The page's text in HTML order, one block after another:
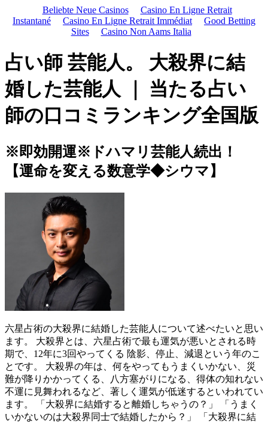
Beliebte Neue Casinos
Casino En Ligne Retrait
Instantané
Casino En Ligne Retrait Immédiat
Good Betting
Sites
Casino Non Aams Italia
占い師 芸能人。 大殺界に結
婚した芸能人 ｜ 当たる占い
師の口コミランキング全国版
※即効開運※ドハマリ芸能人続出！
【運命を変える数意学◆シウマ】
六星占術の大殺界に結婚した芸能人について述べたいと思い
ます。 大殺界とは、六星占術で最も運気が悪いとされる時
期で、12年に3回やってくる 陰影、停止、減退という年のこ
とです。 大殺界の年は、何をやってもうまくいかない、災
難が降りかかってくる、八方塞がりになる、得体の知れない
不運に見舞われるなど、著しく運気が低迷するといわれてい
ます。 「大殺界に結婚すると離婚しちゃうの？」 「うまく
いかないのは大殺界同士で結婚したから？」 「大殺界に結